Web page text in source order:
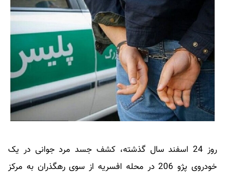
روز 24 اسفند سال گذشته، کشف جسد مرد جوانی در یک
خودروی پژو 206 در محله افسریه از سوی رهگذران به مرکز